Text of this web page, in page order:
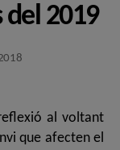
del 2019
al voltant
que afecten el